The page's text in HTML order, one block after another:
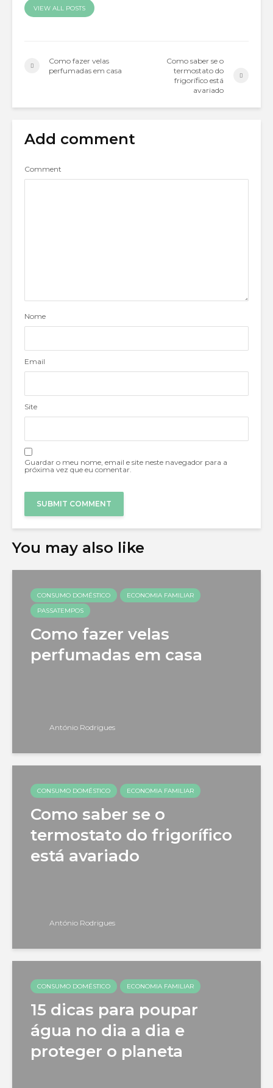
VIEW ALL POSTS
Como fazer velas
perfumadas em casa
Como saber se o
termostato do
frigorífico está
avariado
Add comment
Comment
Nome
Email
Site
Guardar o meu nome, email e site neste navegador para a
próxima vez que eu comentar.
You may also like
CONSUMO DOMÉSTICO
ECONOMIA FAMILIAR
PASSATEMPOS
Como fazer velas
perfumadas em casa
António Rodrigues
CONSUMO DOMÉSTICO ECONOMIA FAMILIAR
Como saber se o
termostato do frigorífico
está avariado
António Rodrigues
CONSUMO DOMÉSTICO ECONOMIA FAMILIAR
15 dicas para poupar
água no dia a dia e
proteger o planeta